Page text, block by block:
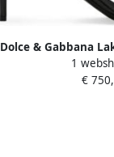
Dolce & Gabbana
1
€